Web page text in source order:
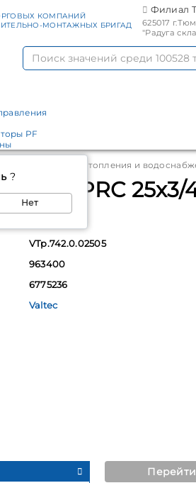
КОМПАНИЙ
МОНТАЖНЫХ БРИГАД
Филиал
625017
"Радуга
?
Нет
PF
и фитинги для отопления и
PPRC 25x3/
VTp.742.0.02505
963400
6775236
Valtec